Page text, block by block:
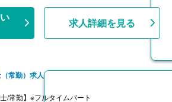
求人詳細を見る
常勤）求人
士/常勤】※フルタイムパート